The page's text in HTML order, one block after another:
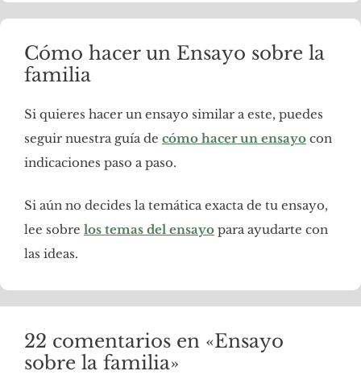
Cómo hacer un Ensayo sobre la
familia
Si quieres hacer un ensayo similar a este, puedes
seguir nuestra guía de cómo hacer un ensayo con
indicaciones paso a paso.
Si aún no decides la temática exacta de tu ensayo,
lee sobre los temas del ensayo para ayudarte con
las ideas.
22 comentarios en «Ensayo
sobre la familia»